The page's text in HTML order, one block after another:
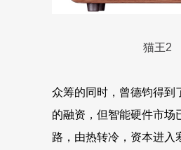
猫王2
众筹的同时，曾德钧得到
的融资，但智能硬件市场
路，由热转冷，资本进入